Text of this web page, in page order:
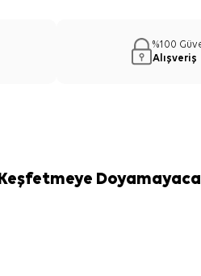
%100
Alışveriş
Keşfetmeye